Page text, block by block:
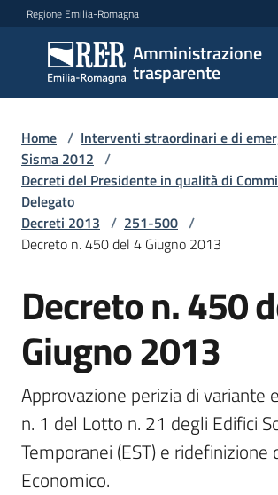
Vai al contenuto
Vai alla navigazione
Vai al footer
Regione Emilia-Romagna
Amministrazione
trasparente
Amministrazione
trasparente
Sottosezioni
Accesso
Home / Interventi straordinari e di
Sisma 2012 /
Decreti del Presidente in qualità di
Delegato
Decreti 2013 / 251-500 /
Decreto n. 450 del 4 Giugno 2013
Decreto n. 450
Giugno 2013
Approvazione perizia di variante
n. 1 del Lotto n. 21 degli Edifici
Temporanei (EST) e ridefinizione
Economico.